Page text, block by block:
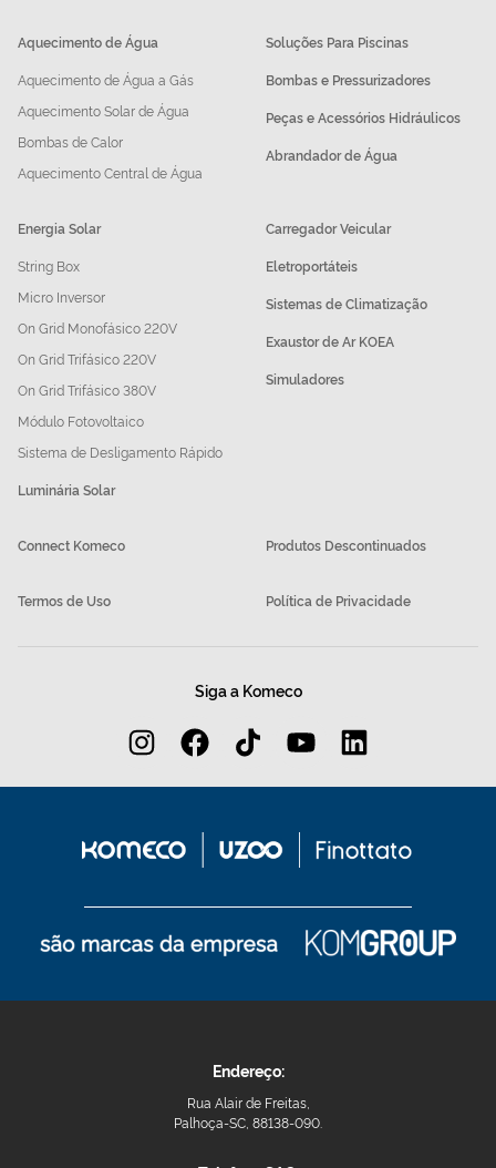
Aquecimento de Água
Aquecimento de Água a Gás
Aquecimento Solar de Água
Bombas de Calor
Aquecimento Central de Água
Soluções Para Piscinas
Bombas e Pressurizadores
Peças e Acessórios Hidráulicos
Abrandador de Água
Energia Solar
String Box
Micro Inversor
On Grid Monofásico 220V
On Grid Trifásico 220V
On Grid Trifásico 380V
Módulo Fotovoltaico
Sistema de Desligamento Rápido
Luminária Solar
Carregador Veicular
Eletroportáteis
Sistemas de Climatização
Exaustor de Ar KOEA
Simuladores
Connect Komeco Produtos Descontinuados
Termos de Uso Política de Privacidade
Siga a Komeco
Endereço:
Rua Alair de Freitas,
Palhoça-SC, 88138-090.